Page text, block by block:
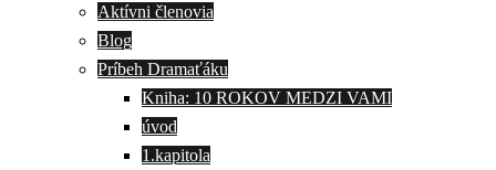
Aktívni členovia
Blog
Príbeh Dramaťáku
Kniha: 10 ROKOV MEDZI VAMI
úvod
1.kapitola